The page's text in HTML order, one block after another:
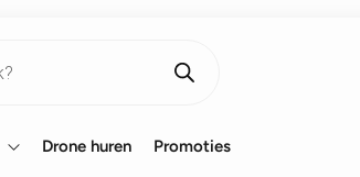
Drone huren Promoties